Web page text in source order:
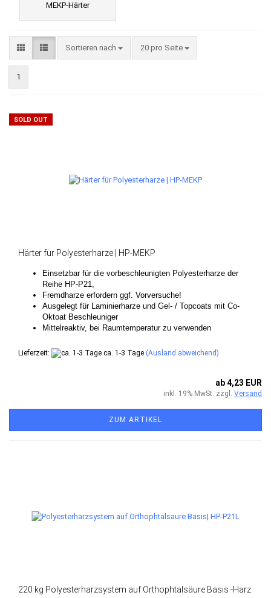
MEKP-Härter
Sortieren nach
Sortieren nach 20 pro Seite
pro Seite
1
SOLD OUT
Härter für Polyesterharze | HP-MEKP
Einsetzbar für die vorbeschleunigten Polyesterharze der
Reihe HP-P21,
Fremdharze erfordern ggf. Vorversuche!
Ausgelegt für Laminierharze und Gel- / Topcoats mit Co-
Oktoat Beschleuniger
Mittelreaktiv, bei Raumtemperatur zu verwenden
Lieferzeit: ca. 1-3 Tage (Ausland abweichend)
ab 4,23 EUR
inkl. 19% MwSt. zzgl. Versand
ZUM ARTIKEL
220 kg Polyesterharzsystem auf Orthophtalsäure Basis -Harz